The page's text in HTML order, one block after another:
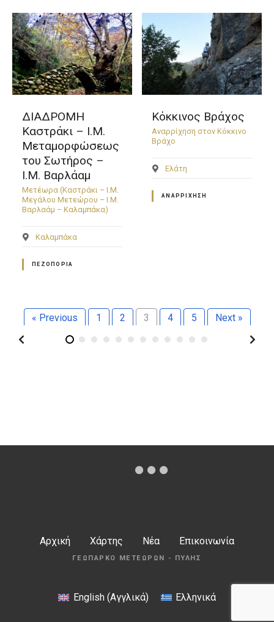
ΔΙΑΔΡΟΜΗ
Καστράκι – Ι.Μ.
Μεταμορφώσεως
του Σωτήρος –
Ι.Μ. Βαρλάαμ
Μετέωρα (Καστράκι – Ι.Μ.
Μεγάλου Μετεώρου – Ι.Μ.
Βαρλαάμ – Καλαμπάκα)
Καλαμπάκα
ΠΕΖΟΠΟΡΊΑ
Κόκκινος Βράχος
Αναρρίχηση στον Κόκκινο
Βράχο
Ελάτη
ΑΝΑΡΡΊΧΗΣΗ
« Previous 1 2 3 4 5 Next »
Αρχική Χάρτης Νέα Επικοινωνία
ΓΕΩΠΆΡΚΟ ΜΕΤΕΏΡΩΝ - ΠΎΛΗΣ
English(Αγγλικά) Ελληνικά